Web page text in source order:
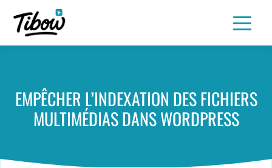
EMPÊCHER L’INDEXATION DES FICHIERS
MULTIMÉDIAS DANS WORDPRESS